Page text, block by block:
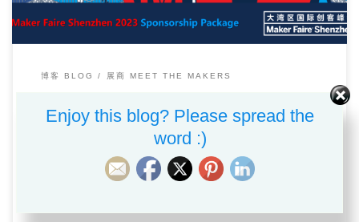
博客 BLOG 展商 MEET THE MAKERS
MFSZ23 is Calling for Sponsor:
Grasping the Opportunity to
Engage …
Maker Faire Shenzhen MFSZ23
Enjoy this blog? Please spread the
word :)